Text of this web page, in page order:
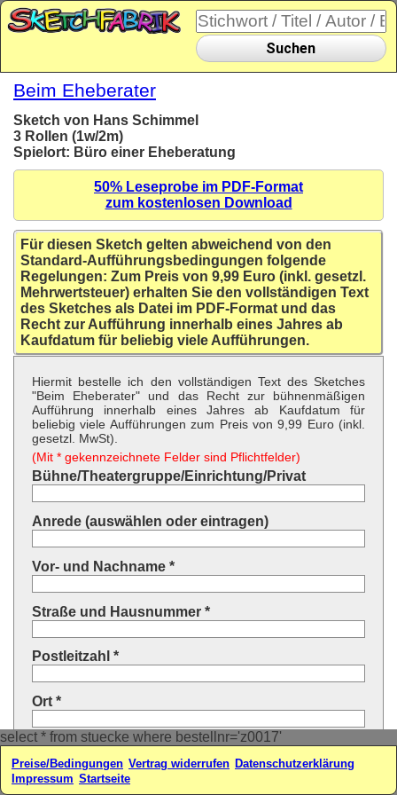
select * from stuecke where bestellnr='z0017'
Suchen
Beim Eheberater
Sketch von Hans Schimmel
3 Rollen (1w/2m)
Spielort: Büro einer Eheberatung
50% Leseprobe im PDF-Format
zum kostenlosen Download
Für diesen Sketch gelten abweichend von den
Standard-Aufführungsbedingungen folgende
Regelungen: Zum Preis von 9,99 Euro (inkl. gesetzl.
Mehrwertsteuer) erhalten Sie den vollständigen Text
des Sketches als Datei im PDF-Format und das
Recht zur Aufführung innerhalb eines Jahres ab
Kaufdatum für beliebig viele Aufführungen.
Hiermit bestelle ich den vollständigen Text des Sketches
"Beim Eheberater" und das Recht zur bühnenmäßigen
Aufführung innerhalb eines Jahres ab Kaufdatum für
beliebig viele Aufführungen zum Preis von 9,99 Euro (inkl.
gesetzl. MwSt).
(Mit * gekennzeichnete Felder sind Pflichtfelder)
Bühne/Theatergruppe/Einrichtung/Privat
Anrede (auswählen oder eintragen)
Vor- und Nachname *
Straße und Hausnummer *
Postleitzahl *
Ort *
Land * (auswählen oder eintragen)
Ihre E-Mail-Adresse*
Preise/Bedingungen Vertrag widerrufen Datenschutzerklärung
Impressum Startseite